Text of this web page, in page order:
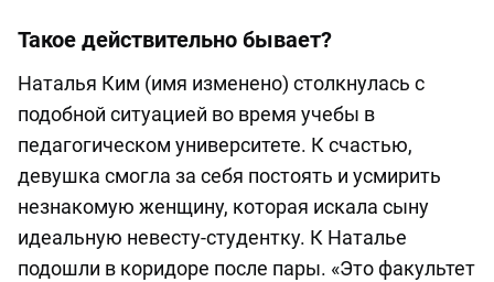
Такое действительно бывает?
Наталья Ким (имя изменено) столкнулась с
подобной ситуацией во время учебы в
педагогическом университете. К счастью,
девушка смогла за себя постоять и усмирить
незнакомую женщину, которая искала сыну
идеальную невесту-студентку. К Наталье
подошли в коридоре после пары. «Это факультет